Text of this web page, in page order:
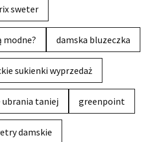
sweter
modne? damska bluzeczka
sukienki wyprzedaż
ubrania taniej greenpoint
damskie